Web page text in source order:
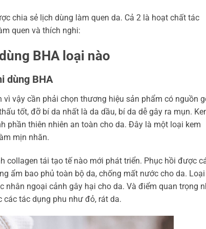
chia sẻ lịch dùng làm quen da. Cả 2 là hoạt chất tác
quen và thích nghi:
BHA loại nào
dùng BHA
vậy cần phải chọn thương hiệu sản phẩm có nguồn
tốt, đỡ bí da nhất là da dầu, bí da dễ gây ra mụn.
phần thiên nhiên an toàn cho da. Đây là một loại kem
mịn nhăn.
collagen tái tạo tế nào mới phát triển. Phục hồi được
ẩm bao phủ toàn bộ da, chống mất nước cho da.
ngoại cảnh gây hại cho da. Và điểm quan trọng
tác dụng phu như đỏ, rát da.